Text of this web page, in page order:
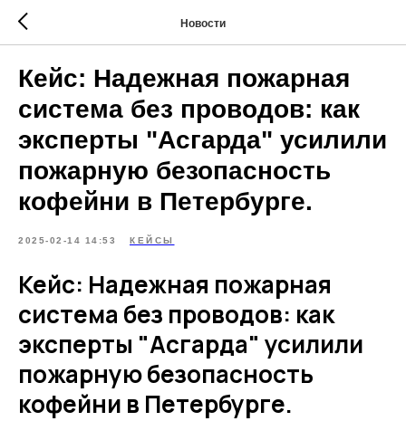
Новости
Кейс: Надежная пожарная
система без проводов: как
эксперты "Асгарда" усилили
пожарную безопасность
кофейни в Петербурге.
2025-02-14 14:53 КЕЙСЫ
Кейс: Надежная пожарная
система без проводов: как
эксперты "Асгарда" усилили
пожарную безопасность
кофейни в Петербурге.